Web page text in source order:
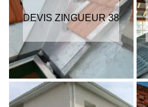
DEVIS ZINGUEUR 38